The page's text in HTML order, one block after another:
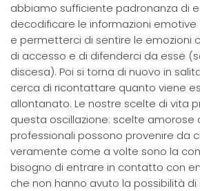
abbiamo sufficiente padronanza di
decodificare le informazioni
e permetterci di sentire le emozioni
di accesso e di difenderci da esse
discesa). Poi si torna di nuovo in
cerca di ricontattare quanto viene
allontanato. Le nostre scelte di vita
questa oscillazione: scelte amorose
professionali possono provenire da
veramente come a volte sono la
bisogno di entrare in contatto con
che non hanno avuto la possibilità